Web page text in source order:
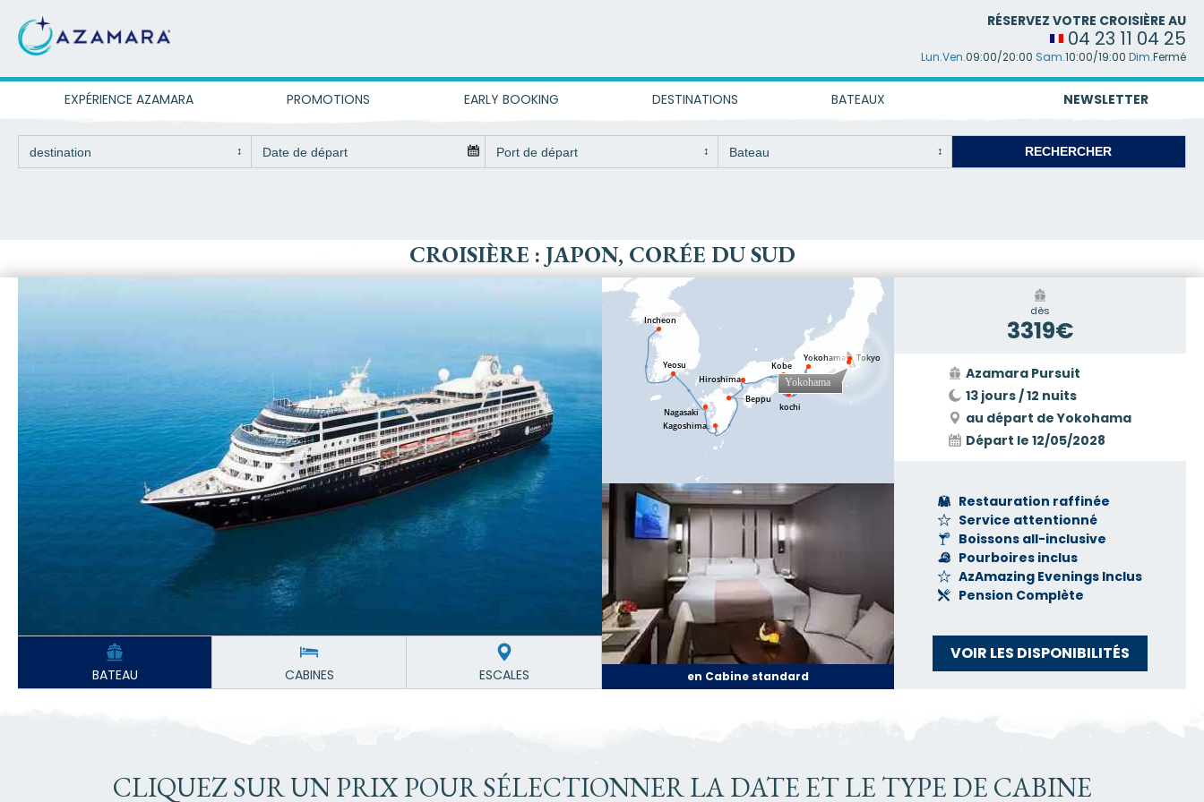
RÉSERVEZ VOTRE CROISIÈRE AU
04 23 11 04 25
Lun.Ven.09:00/20:00 Sam.10:00/19:00 Dim.Fermé
EXPÉRIENCE AZAMARA PROMOTIONS EARLY BOOKING DESTINATIONS BATEAUX NEWSLETTER
CROISIÈRE : JAPON, CORÉE DU SUD
BATEAU CABINES ESCALES en Cabine standard
dès
3319€
Azamara Pursuit
13 jours / 12 nuits
au départ de Yokohama
Départ le 12/05/2028
Restauration raffinée
Service attentionné
Boissons all-inclusive
Pourboires inclus
AzAmazing Evenings Inclus
Pension Complète
VOIR LES DISPONIBILITÉS
CLIQUEZ SUR UN PRIX POUR SÉLECTIONNER LA DATE ET LE TYPE DE CABINE